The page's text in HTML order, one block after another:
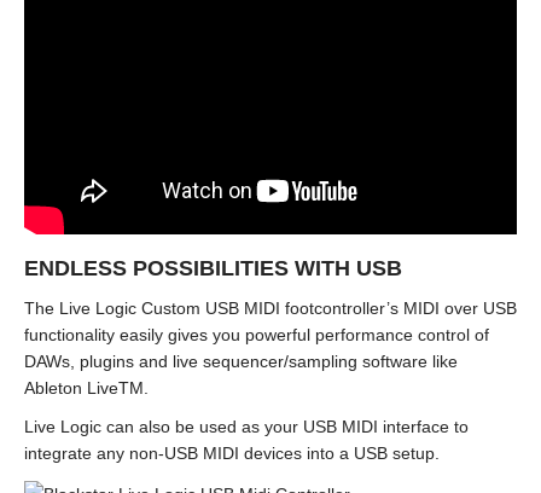
ENDLESS POSSIBILITIES WITH USB
The Live Logic Custom USB MIDI footcontroller’s MIDI over USB
functionality easily gives you powerful performance control of
DAWs, plugins and live sequencer/sampling software like
Ableton LiveTM.
Live Logic can also be used as your USB MIDI interface to
integrate any non-USB MIDI devices into a USB setup.